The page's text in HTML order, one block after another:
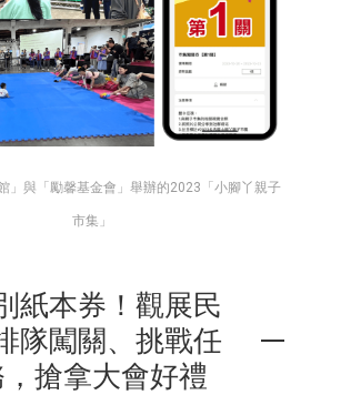
」與「勵馨基金會」舉辦的2023「小腳丫親子
市集」
紙本券！觀展民
隊闖關、挑戰任
搶拿大會好禮